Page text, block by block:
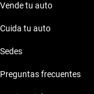
Vende tu auto
Cuida tu auto
Sedes
Preguntas frecuentes